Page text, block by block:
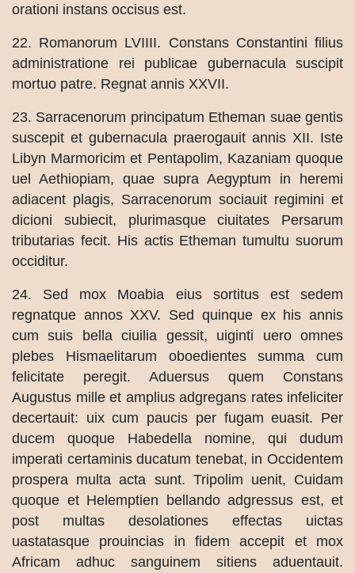
orationi instans occisus est.
22. Romanorum LVIIII. Constans Constantini filius
administratione rei publicae gubernacula suscipit
mortuo patre. Regnat annis XXVII.
23. Sarracenorum principatum Etheman suae gentis
suscepit et gubernacula praerogauit annis XII. Iste
Libyn Marmoricim et Pentapolim, Kazaniam quoque
uel Aethiopiam, quae supra Aegyptum in heremi
adiacent plagis, Sarracenorum sociauit regimini et
dicioni subiecit, plurimasque ciuitates Persarum
tributarias fecit. His actis Etheman tumultu suorum
occiditur.
24. Sed mox Moabia eius sortitus est sedem
regnatque annos XXV. Sed quinque ex his annis
cum suis bella ciuilia gessit, uiginti uero omnes
plebes Hismaelitarum oboedientes summa cum
felicitate peregit. Aduersus quem Constans
Augustus mille et amplius adgregans rates infeliciter
decertauit: uix cum paucis per fugam euasit. Per
ducem quoque Habedella nomine, qui dudum
imperati certaminis ducatum tenebat, in Occidentem
prospera multa acta sunt. Tripolim uenit, Cuidam
quoque et Helemptien bellando adgressus est, et
post multas desolationes effectas uictas
uastatasque prouincias in fidem accepit et mox
Africam adhuc sanguinem sitiens aduentauit.